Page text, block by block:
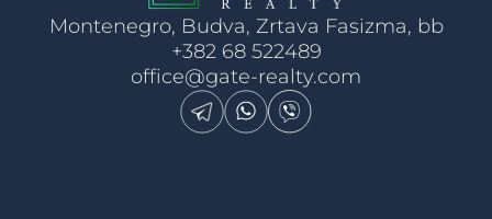
Montenegro, Budva, Zrtava Fasizma, bb
+382 68 522489
office@gate-realty.com